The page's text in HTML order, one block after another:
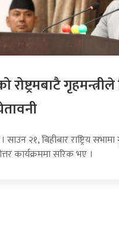
गृहमन्त्रीले
साउन २१, बिहीबार राष्ट्रिय
कार्यक्रममा सरिक भए ।